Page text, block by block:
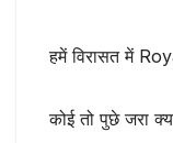
हमें विरासत में
कोई तो पुछे जरा